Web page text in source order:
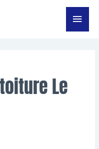
Menu
Le